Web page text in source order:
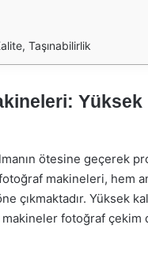
Taşınabilirlik
Yüksek
ötesine geçerek
makineleri, hem
çıkmaktadır. Yüksek
fotoğraf çekim